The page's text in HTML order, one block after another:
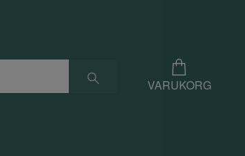
VARUKORG